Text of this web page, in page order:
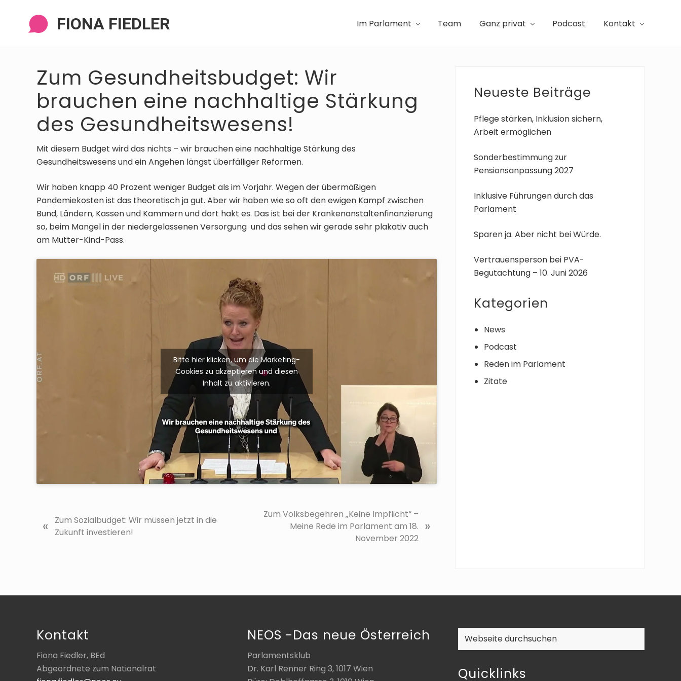
Navigation
springen
springen
Seitenspalte
springen
Fußzeile
springen
FIONA FIEDLER Im Parlament Team Ganz privat Podcast Kontakt
Zum Gesundheitsbudget: Wir
brauchen eine nachhaltige Stärkung
des Gesundheitswesens!
Mit diesem Budget wird das nichts – wir brauchen eine nachhaltige Stärkung des
Gesundheitswesens und ein Angehen längst überfälliger Reformen.
Wir haben knapp 40 Prozent weniger Budget als im Vorjahr. Wegen der übermäßigen
Pandemiekosten ist das theoretisch ja gut. Aber wir haben wie so oft den ewigen Kampf zwischen
Bund, Ländern, Kassen und Kammern und dort hakt es. Das ist bei der Krankenanstaltenfinanzierung
so, beim Mangel in der niedergelassenen Versorgung und das sehen wir gerade sehr plakativ auch
am Mutter-Kind-Pass.
Bitte hier klicken, um die Marketing-
Cookies zu akzeptieren und diesen
Inhalt zu aktivieren.
o
g
B
i
t
«
Zum Sozialbudget: Wir müssen jetzt in die
Zukunft investieren!
r
i
r
a
Zum Volksbegehren „Keine Impflicht“ –
Meine Rede im Parlament am 18.
November 2022
»
Seitenspalte
Neueste Beiträge
Pflege stärken, Inklusion sichern,
Arbeit ermöglichen
Sonderbestimmung zur
Pensionsanpassung 2027
Inklusive Führungen durch das
Parlament
Sparen ja. Aber nicht bei Würde.
Vertrauensperson bei PVA-
Begutachtung – 10. Juni 2026
Kategorien
News
Podcast
Reden im Parlament
Zitate
Kontakt
Fiona Fiedler, BEd
Abgeordnete zum Nationalrat
NEOS -Das neue Österreich
Parlamentsklub
Dr. Karl Renner Ring 3, 1017 Wien
Webseite
Quicklinks